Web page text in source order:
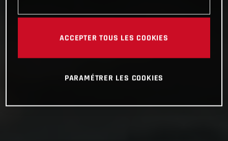
ACCEPTER TOUS LES COOKIES
PARAMÉTRER LES COOKIES